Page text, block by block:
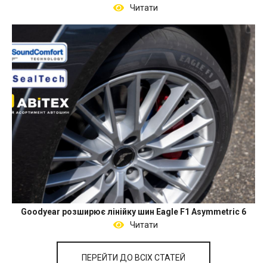
Читати
Goodyear розширює лінійку шин Eagle F1 Asymmetric 6
Читати
ПЕРЕЙТИ ДО ВСІХ СТАТЕЙ